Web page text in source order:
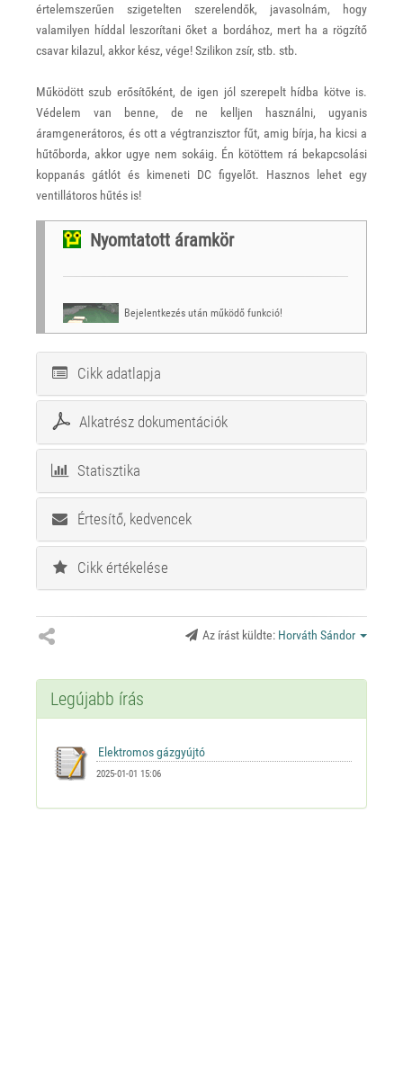
értelemszerűen szigetelten szerelendők, javasolnám, hogy
valamilyen híddal leszorítani őket a bordához, mert ha a rögzítő
csavar kilazul, akkor kész, vége! Szilikon zsír, stb. stb.
Működött szub erősítőként, de igen jól szerepelt hídba kötve is.
Védelem van benne, de ne kelljen használni, ugyanis
áramgenerátoros, és ott a végtranzisztor fűt, amig bírja, ha kicsi a
hűtőborda, akkor ugye nem sokáig. Én kötöttem rá bekapcsolási
koppanás gátlót és kimeneti DC figyelőt. Hasznos lehet egy
ventillátoros hűtés is!
Nyomtatott áramkör
Bejelentkezés után működő funkció!
Cikk adatlapja
Alkatrész dokumentációk
Statisztika
Értesítő, kedvencek
Cikk értékelése
Az írást küldte: Horváth Sándor
Legújabb írás
2025-01-01 15:06